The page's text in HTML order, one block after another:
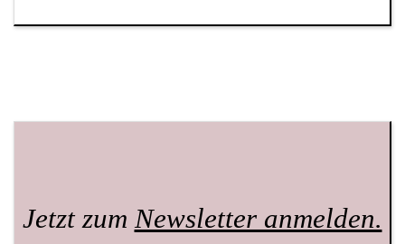
Jetzt zumNewsletter anmelden.